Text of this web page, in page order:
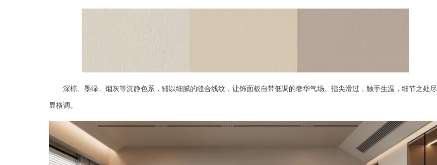
深棕、墨绿、烟灰等沉静色系，辅以细腻的缝合线纹，让饰面板自带低调的奢华气场。指尖滑过，触手生温，细节之处尽
显格调。